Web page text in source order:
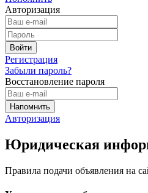
Авторизация
Регистрация
Забыли пароль?
Восстановление пароля
Авторизация
Юридическая
Правила подачи объявления на